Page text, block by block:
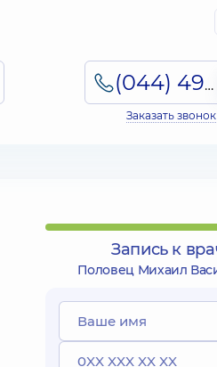
(044) 495-2-888
Заказать звонок
Запись к
Половец Михаил